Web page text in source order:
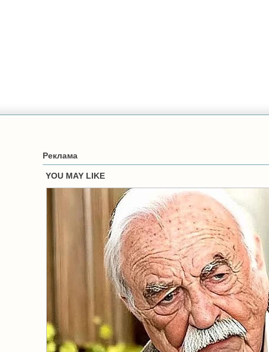
Реклама